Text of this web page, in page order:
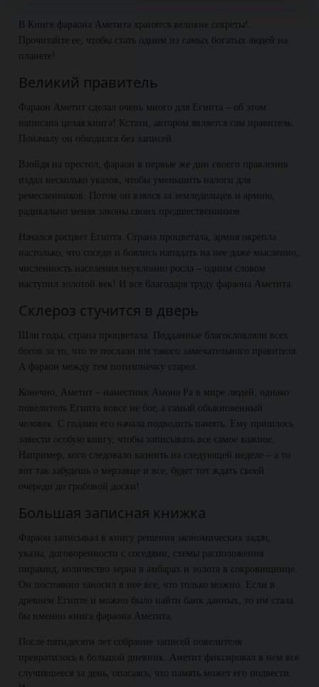
В Книге фараона Аметита хранятся великие секреты!
Прочитайте ее, чтобы стать одним из самых богатых людей на
планете!
Великий правитель
Фараон Аметит сделал очень много для Египта – об этом
написана целая книга! Кстати, автором является сам правитель.
Поначалу он обходился без записей.
Взойдя на престол, фараон в первые же дни своего правления
издал несколько указов, чтобы уменьшить налоги для
ремесленников. Потом он взялся за земледельцев и армию,
радикально меняя законы своих предшественников.
Начался расцвет Египта. Страна процветала, армия окрепла
настолько, что соседи и боялись нападать на нее даже мысленно,
численность населения неуклонно росла – одним словом
наступил золотой век! И все благодаря труду фараона Аметита.
Склероз стучится в дверь
Шли годы, страна процветала. Подданные благословляли всех
богов за то, что те послали им такого замечательного правителя.
А фараон между тем потихонечку старел.
Конечно, Аметит – наместник Амона Ра в мире людей, однако
повелитель Египта вовсе не бог, а самый обыкновенный
человек. С годами его начала подводить память. Ему пришлось
завести особую книгу, чтобы записывать все самое важное.
Например, кого следовало казнить на следующей неделе – а то
вот так забудешь о мерзавце и все, будет тот ждать своей
очереди до гробовой доски!
Большая записная книжка
Фараон записывал в книгу решения экономических задач,
указы, договоренности с соседями, схемы расположения
пирамид, количество зерна в амбарах и золота в сокровищнице.
Он постоянно заносил в нее все, что только можно. Если в
древнем Египте и можно было найти банк данных, то им стала
бы именно книга фараона Аметита.
После пятидесяти лет собрание записей повелителя
превратилось в большой дневник. Аметит фиксировал в нем все
случившееся за день, опасаясь, что память может его подвести.